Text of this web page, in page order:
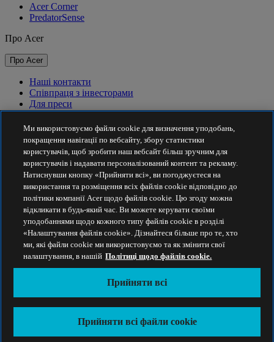
Acer Corner
PredatorSense
Про Acer
Про Acer
Наші контакти
Співпраця з інвесторами
Для преси
Нагороди
Події
Сталий розвиток
Сталий розвиток
Корпоративна соціальна відповідальність
Вуглецевий слід товарів
Проєкт Project Humanity
Earthion
Політика конфіденційності
Політика використання файлів cookie
Правова інформація
Додаткова юридична інформація
Прийняти всі
Україна - Українська
Ми використовуємо файли cookie для визначення уподобань,
покращення навігації по вебсайту, збору статистики
користувачів, щоб зробити наш вебсайт більш зручним для
користувачів і надавати персоналізований контент та рекламу.
Натиснувши кнопку «Прийняти всі», ви погоджуєтеся на
використання та розміщення всіх файлів cookie відповідно до
політики компанії Acer щодо файлів cookie. Цю згоду можна
відкликати в будь-який час. Ви можете керувати своїми
уподобаннями щодо кожного типу файлів cookie в розділі
«Налаштування файлів cookie». Дізнайтеся більше про те, хто
ми, які файли cookie ми використовуємо та як змінити свої
налаштування, в нашій Політиці щодо файлів cookie.
Прийняти всі
Прийняти всі файли сookie